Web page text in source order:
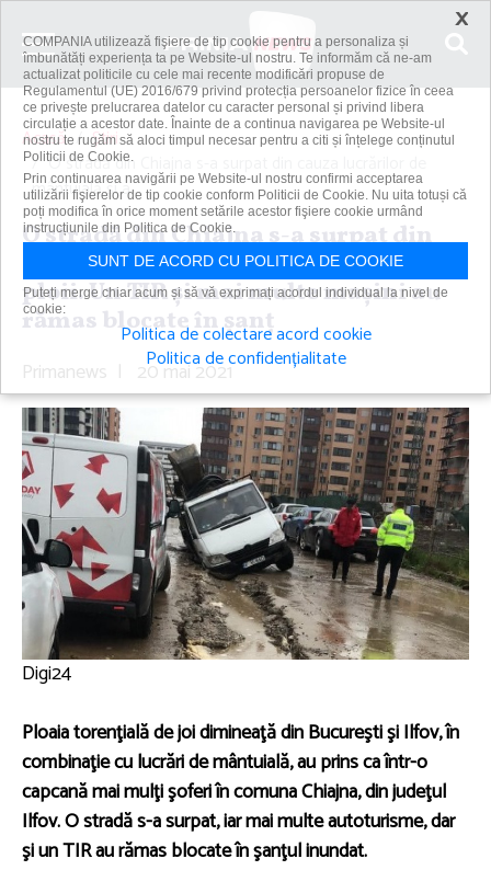
Acasă
Știri
O stradă din Chiajna s-a surpat din cauza lucrărilor de
mântuială şi a...
O stradă din Chiajna s-a surpat din
cauza lucrărilor de mântuială şi a
ploii. Un TIR şi mai multe maşini au
rămas blocate în şanţ
Primanews | 20 mai 2021
Digi24
Ploaia torenţială de joi dimineaţă din Bucureşti şi Ilfov, în
combinaţie cu lucrări de mântuială, au prins ca într-o
capcană mai mulţi şoferi în comuna Chiajna, din judeţul
Ilfov. O stradă s-a surpat, iar mai multe autoturisme, dar
şi un TIR au rămas blocate în şanţul inundat.
×
COMPANIA utilizează fişiere de tip cookie pentru a personaliza și
îmbunătăți experiența ta pe Website-ul nostru. Te informăm că ne-am
actualizat politicile cu cele mai recente modificări propuse de
Regulamentul (UE) 2016/679 privind protecția persoanelor fizice în ceea
ce privește prelucrarea datelor cu caracter personal și privind libera
circulație a acestor date. Înainte de a continua navigarea pe Website-ul
nostru te rugăm să aloci timpul necesar pentru a citi și înțelege conținutul
Politicii de Cookie.
Prin continuarea navigării pe Website-ul nostru confirmi acceptarea
utilizării fişierelor de tip cookie conform Politicii de Cookie. Nu uita totuși că
poți modifica în orice moment setările acestor fişiere cookie urmând
instrucțiunile din Politica de Cookie.
SUNT DE ACORD CU POLITICA DE COOKIE
Puteți merge chiar acum și să vă exprimați acordul individual la nivel de
cookie:
Politica de colectare acord cookie
Politica de confidențialitate